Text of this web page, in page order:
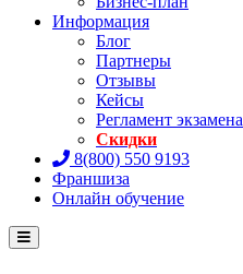
Информация
Блог
Партнеры
Отзывы
Кейсы
Регламент экзамена
Скидки
8(800) 550 9193
Франшиза
Онлайн обучение
Menu